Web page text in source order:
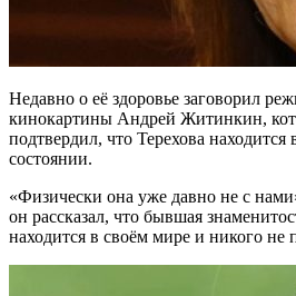
Недавно о её здоровье заговорил
кинокартины Андрей Житинкин,
подтвердил, что Терехова находится
состоянии.
«Физически она уже давно не с
он рассказал, что бывшая
находится в своём мире и никого не